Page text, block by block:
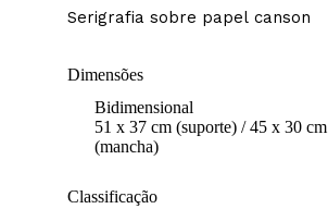
Serigrafia sobre papel canson
Dimensões
Bidimensional
51 x 37 cm (suporte) / 45 x 30 cm
(mancha)
Classificação